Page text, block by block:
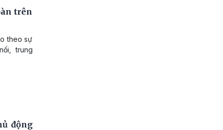
trên
theo sự
trung
động